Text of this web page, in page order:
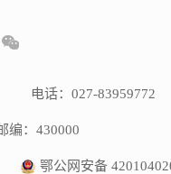
电话：027-83959772
编：430000
鄂公网安备